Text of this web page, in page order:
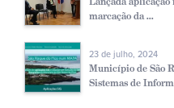
marcação da ...
23 de julho, 2024
Município de São
Sistemas de